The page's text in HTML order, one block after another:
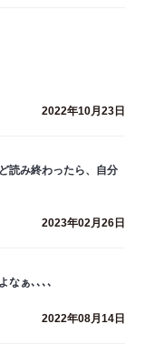
2022年10月23日
読み終わったら、自分
2023年02月26日
なぁ､､､､
2022年08月14日